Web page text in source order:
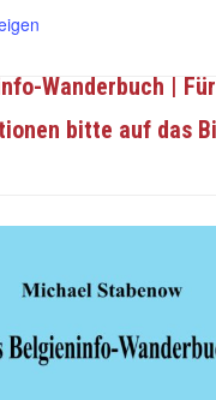
Wanderbuch |
bitte auf das